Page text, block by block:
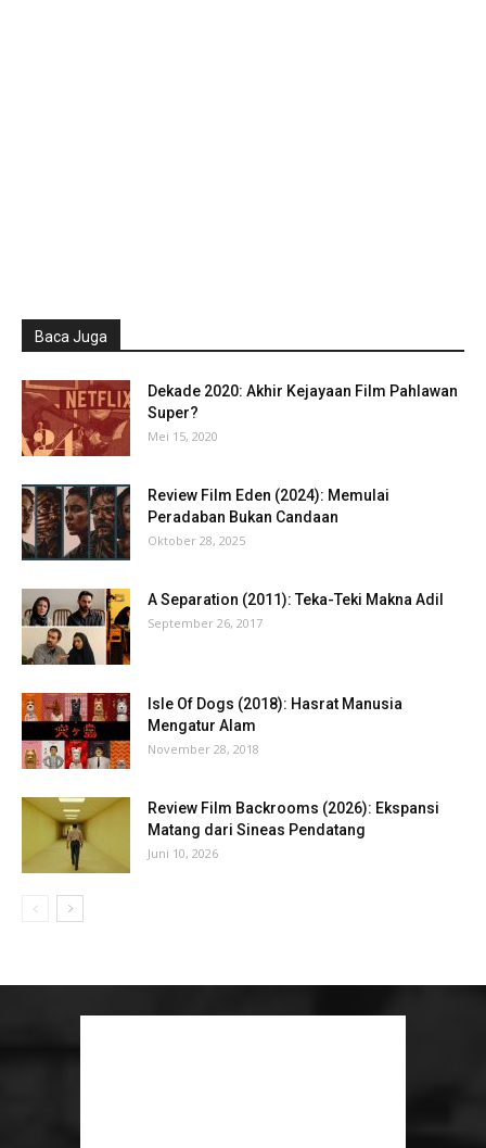
Baca Juga
Dekade 2020: Akhir Kejayaan Film Pahlawan
Super?
Mei 15, 2020
Review Film Eden (2024): Memulai
Peradaban Bukan Candaan
Oktober 28, 2025
A Separation (2011): Teka-Teki Makna Adil
September 26, 2017
Isle Of Dogs (2018): Hasrat Manusia
Mengatur Alam
November 28, 2018
Review Film Backrooms (2026): Ekspansi
Matang dari Sineas Pendatang
Juni 10, 2026